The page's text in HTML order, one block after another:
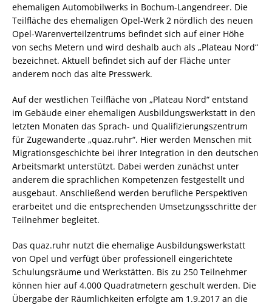
ehemaligen Automobilwerks in Bochum-Langendreer. Die
Teilfläche des ehemaligen Opel-Werk 2 nördlich des neuen
Opel-Warenverteilzentrums befindet sich auf einer Höhe
von sechs Metern und wird deshalb auch als „Plateau Nord“
bezeichnet. Aktuell befindet sich auf der Fläche unter
anderem noch das alte Presswerk.
Auf der westlichen Teilfläche von „Plateau Nord“ entstand
im Gebäude einer ehemaligen Ausbildungswerkstatt in den
letzten Monaten das Sprach- und Qualifizierungszentrum
für Zugewanderte „quaz.ruhr“. Hier werden Menschen mit
Migrationsgeschichte bei ihrer Integration in den deutschen
Arbeitsmarkt unterstützt. Dabei werden zunächst unter
anderem die sprachlichen Kompetenzen festgestellt und
ausgebaut. Anschließend werden berufliche Perspektiven
erarbeitet und die entsprechenden Umsetzungsschritte der
Teilnehmer begleitet.
Das quaz.ruhr nutzt die ehemalige Ausbildungswerkstatt
von Opel und verfügt über professionell eingerichtete
Schulungsräume und Werkstätten. Bis zu 250 Teilnehmer
können hier auf 4.000 Quadratmetern geschult werden. Die
Übergabe der Räumlichkeiten erfolgte am 1.9.2017 an die